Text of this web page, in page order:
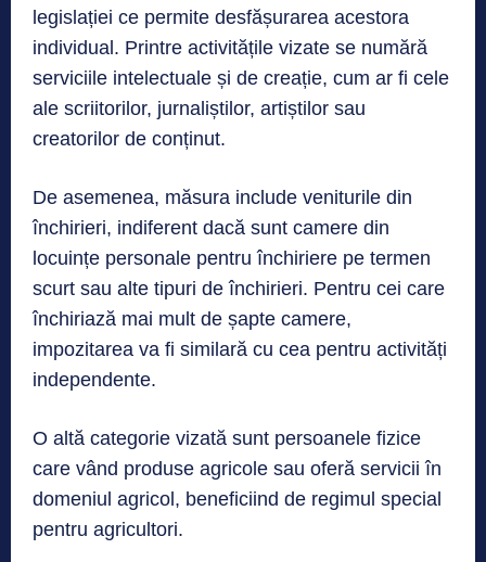
legislației ce permite desfășurarea acestora
individual. Printre activitățile vizate se numără
serviciile intelectuale și de creație, cum ar fi cele
ale scriitorilor, jurnaliștilor, artiștilor sau
creatorilor de conținut.
De asemenea, măsura include veniturile din
închirieri, indiferent dacă sunt camere din
locuințe personale pentru închiriere pe termen
scurt sau alte tipuri de închirieri. Pentru cei care
închiriază mai mult de șapte camere,
impozitarea va fi similară cu cea pentru activități
independente.
O altă categorie vizată sunt persoanele fizice
care vând produse agricole sau oferă servicii în
domeniul agricol, beneficiind de regimul special
pentru agricultori.